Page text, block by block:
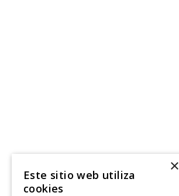
×
Este sitio web utiliza
cookies